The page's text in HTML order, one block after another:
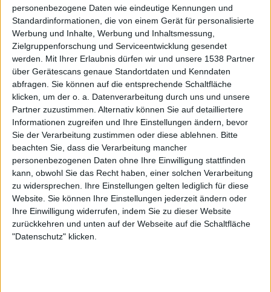
personenbezogene Daten wie eindeutige Kennungen und
Standardinformationen, die von einem Gerät für personalisierte
Werbung und Inhalte, Werbung und Inhaltsmessung,
Zielgruppenforschung und Serviceentwicklung gesendet
werden.
Mit Ihrer Erlaubnis dürfen wir und unsere 1538 Partner
über Gerätescans genaue Standortdaten und Kenndaten
abfragen. Sie können auf die entsprechende Schaltfläche
klicken, um der o. a. Datenverarbeitung durch uns und unsere
Partner zuzustimmen. Alternativ können Sie auf detailliertere
Informationen zugreifen und Ihre Einstellungen ändern, bevor
Sie der Verarbeitung zustimmen oder diese ablehnen.
Bitte
beachten Sie, dass die Verarbeitung mancher
personenbezogenen Daten ohne Ihre Einwilligung stattfinden
kann, obwohl Sie das Recht haben, einer solchen Verarbeitung
zu widersprechen. Ihre Einstellungen gelten lediglich für diese
Website. Sie können Ihre Einstellungen jederzeit ändern oder
Ihre Einwilligung widerrufen, indem Sie zu dieser Website
zurückkehren und unten auf der Webseite auf die Schaltfläche
"Datenschutz" klicken.
Song „Valediction“, der auch als Single veröffentlicht
wurde, stellt sich dann als einer der Hörtipps auf „Heart
Like A Grave“ heraus. Ebenso „Pale Morning Star“, das
mit fast neun Minuten von allen Stücken den größten
Raum auf dem Album einnimmt.
Doch auch „Neverlast“ und „And Bells They Toll“ sollten
nicht unerwähnt bleiben. Beide überzeugen auf ihre ganz
eigene Weise. Während es bei „Neverlast“ eine sehr
charakteristische Gitarrenmelodie und ein mitreißendes
Finale sind, die einen in ihren Bann ziehen, sind es bei
„And Bells They Toll“ ein fast doomiger Vibe und der
mittlerweile zweistimmige Klargesang von Ville Friman
und Jani Liimatainen. Obwohl „Heart Like A Grave“ ein
Album ist, das am besten in seiner Gänze gehört werden
sollte, sind aber noch „Twilight Trails“ und „Karelia“ als
Tipps zu nennen. Beide Stücke setzen – wie fast alle auf